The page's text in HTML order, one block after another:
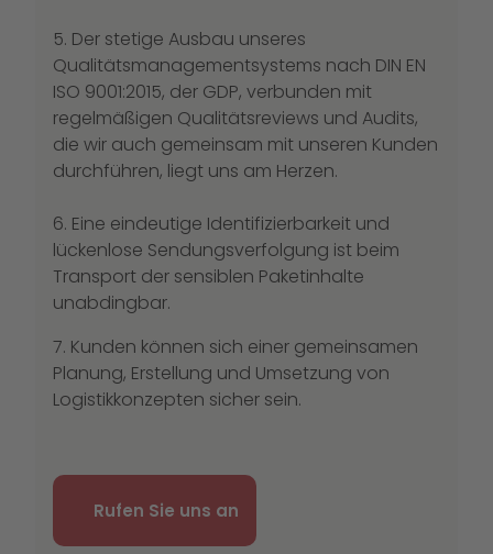
5. Der stetige Ausbau unseres
Qualitätsmanagementsystems nach DIN EN
ISO 9001:2015, der GDP, verbunden mit
regelmäßigen Qualitätsreviews und Audits,
die wir auch gemeinsam mit unseren Kunden
durchführen, liegt uns am Herzen.
6. Eine eindeutige Identifizierbarkeit und
lückenlose Sendungsverfolgung ist beim
Transport der sensiblen Paketinhalte
unabdingbar.
7. Kunden können sich einer gemeinsamen
Planung, Erstellung und Umsetzung von
Logistikkonzepten sicher sein.
Rufen Sie uns an